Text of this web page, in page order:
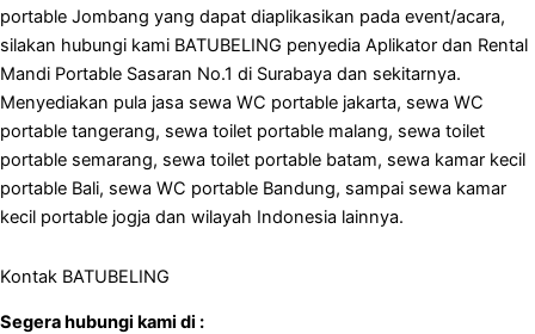
portable Jombang yang dapat diaplikasikan pada event/acara,
silakan hubungi kami BATUBELING penyedia Aplikator dan Rental
Mandi Portable Sasaran No.1 di Surabaya dan sekitarnya.
Menyediakan pula jasa sewa WC portable jakarta, sewa WC
portable tangerang, sewa toilet portable malang, sewa toilet
portable semarang, sewa toilet portable batam, sewa kamar kecil
portable Bali, sewa WC portable Bandung, sampai sewa kamar
kecil portable jogja dan wilayah Indonesia lainnya.
Kontak BATUBELING
Segera hubungi kami di :